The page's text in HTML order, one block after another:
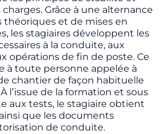
Grâce à une alternance
théoriques et de mises en
les stagiaires développent les
à la conduite, aux
opérations de fin de poste. Ce
à toute personne appelée à
chantier de façon habituelle
l’issue de la formation et sous
aux tests, le stagiaire obtient
ainsi que les documents
de conduite.